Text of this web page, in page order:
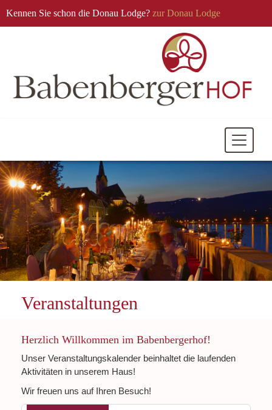
Kennen Sie schon die Donau Lodge? zur Donau Lodge
Mobile
Veranstaltungen
Herzlich Willkommen im Babenbergerhof!
Unser Veranstaltungskalender beinhaltet die laufenden
Aktivitäten in unserem Haus!
Wir freuen uns auf Ihren Besuch!